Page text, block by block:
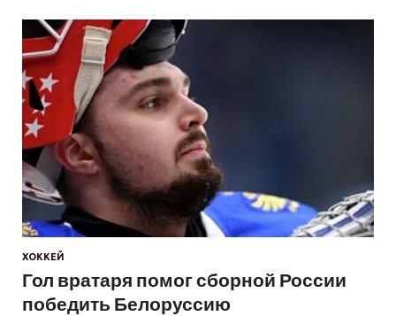
ХОККЕЙ
Гол вратаря помог сборной России
победить Белоруссию